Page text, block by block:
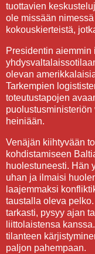
tuottavien
ole missään
kokouskierteistä,
Presidentin
olevan
Tarkempien
toteutustapojen
heiniään.
Venäjän kiihtyvään
kohdistamiseen
huolestuneesti. Hän
uhan ja ilmaisi
laajemmaksi
taustalla oleva
tarkasti, pysyy ajan
liittolaistensa
tilanteen
paljon pahempaan.